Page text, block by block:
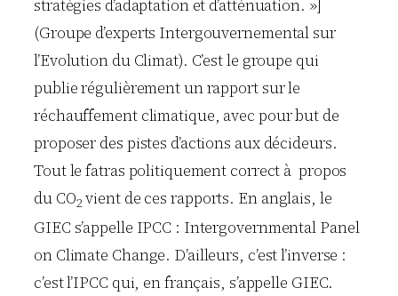
stratégies d’adaptation et d’atténuation. »]
(Groupe d’experts Intergouvernemental sur
l’Evolution du Climat). C’est le groupe qui
publie régulièrement un rapport sur le
réchauffement climatique, avec pour but de
proposer des pistes d’actions aux décideurs.
Tout le fatras politiquement correct à propos
du CO2vient de ces rapports. En anglais, le
GIEC s’appelle IPCC : Intergovernmental Panel
on Climate Change. D’ailleurs, c’est l’inverse :
c’est l’IPCC qui, en français, s’appelle GIEC.